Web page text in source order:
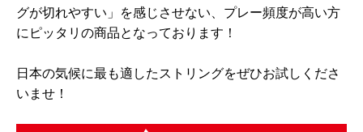
グが切れやすい」を感じさせない、プレー頻度が高い方
にピッタリの商品となっております！
日本の気候に最も適したストリングをぜひお試しくださ
いませ！